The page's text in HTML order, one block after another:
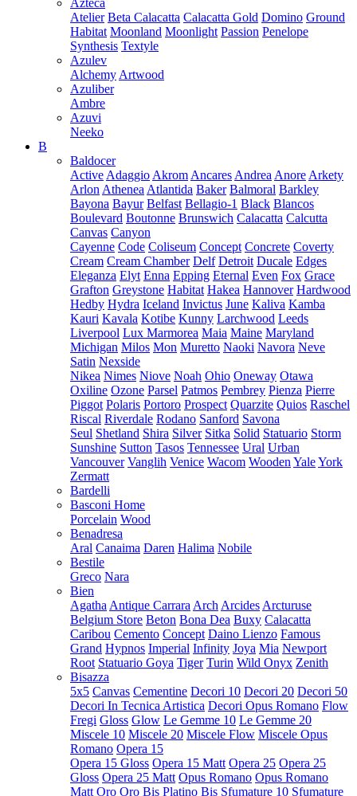
Azteca
Atelier Beta Calacatta Calacatta Gold Domino Ground
Habitat Moonland Moonlight Passion Penelope
Synthesis Textyle
Azulev
Alchemy Artwood
Azuliber
Ambre
Azuvi
Neeko
B
Baldocer
Active Adaggio Akrom Ancares Andrea Anore Arkety
Arlon Athenea Atlantida Baker Balmoral Barkley
Bayona Bayur Belfast Bellagio-1 Black Blancos
Boulevard Boutonne Brunswich Calacatta Calcutta
Canvas Canyon
Cayenne Code Coliseum Concept Concrete Coverty
Cream Cream Chamber Delf Detroit Ducale Edges
Eleganza Elyt Enna Epping Eternal Even Fox Grace
Grafton Greystone Habitat Hakea Hannover Hardwood
Hedby Hydra Iceland Invictus June Kaliva Kamba
Kauri Kavala Kotibe Kunny Larchwood Leeds
Liverpool Lux Marmorea Maia Maine Maryland
Michigan Milos Mon Muretto Naoki Navora Neve
Satin Nexside
Nikea Nimes Niove Noah Ohio Oneway Otawa
Oxiline Ozone Parsel Patmos Pembrey Pienza Pierre
Piggot Polaris Portoro Prospect Quarzite Quios Raschel
Riscal Riverdale Rodano Sanford Savona
Seul Shetland Shira Silver Sitka Solid Statuario Storm
Sunshine Sutton Tasos Tennessee Ural Urban
Vancouver Vanglih Venice Wacom Wooden YaleYork
Zermatt
Bardelli
Basconi Home
Porcelain Wood
Benadresa
Aral Canaima Daren Halima Nobile
Bestile
Greco Nara
Bien
Agatha Antique Carrara Arch Arcides Arcturuse
Belgium Store Beton Bona Dea Buxy Calacatta
Caribou Cemento Concept Daino Lienzo Famous
Grand Hypnos Imperial Infinity Joya Mia Newport
Root Statuario Goya Tiger Turin Wild Onyx Zenith
Bisazza
5x5 Canvas Cementine Decori 10 Decori 20 Decori 50
Decori In Tecnica Artistica Decori Opus Romano Flow
Fregi Gloss Glow Le Gemme 10 Le Gemme 20
Miscele 10 Miscele 20 Miscele Flow Miscele Opus
Romano Opera 15
Opera 15 Gloss Opera 15 Matt Opera 25 Opera 25
Gloss Opera 25 Matt Opus Romano Opus Romano
Matt Oro Oro Bis Platino Bis Sfumature 10 Sfumature